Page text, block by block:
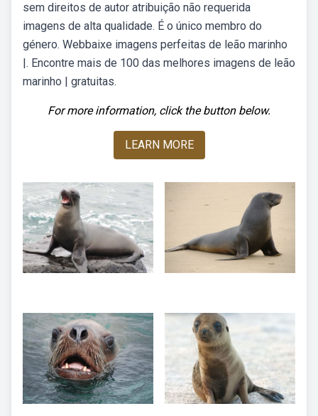
sem direitos de autor atribuição não requerida
imagens de alta qualidade. É o único membro do
género. Webbaixe imagens perfeitas de leão marinho
|. Encontre mais de 100 das melhores imagens de leão
marinho | gratuitas.
For more information, click the button below.
LEARN MORE